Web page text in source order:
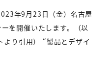
年9月23日（金）名古屋
を開催いたします。（以
り引用） “製品とデザイ